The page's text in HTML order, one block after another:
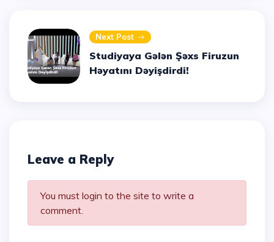
Next Post
Studiyaya Gələn Şəxs Firuzun
Həyatını Dəyişdirdi!
Leave a Reply
You must login to the site to write a
comment.